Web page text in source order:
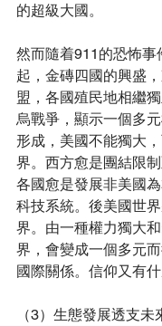
的超級大國。
然而隨着911的恐怖事
起，金磚四國的興盛
盟，各國殖民地相繼
烏戰爭，顯示一個多
形成，美國不能獨大
界。西方愈是團結限
各國愈是發展非美國
科技系統。後美國世
界。由一種權力獨大
界，會變成一個多元
國際關係。信仰又有
（3）生態發展透支未